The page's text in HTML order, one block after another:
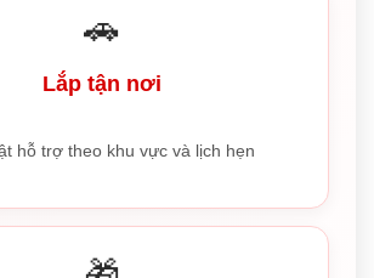
🚗
Lắp tận nơi
hỗ trợ theo khu vực và lịch hẹn